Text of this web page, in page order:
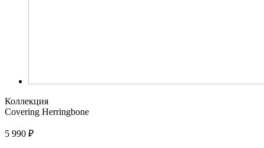
Коллекция
Covering Herringbone
5 990 ₽